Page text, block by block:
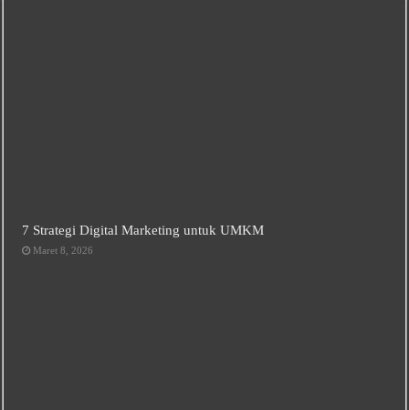
7 Strategi Digital Marketing untuk UMKM
Maret 8, 2026